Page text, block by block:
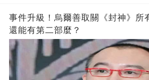
事件升級！烏爾善取關《封神》所
還能有第二部麼？